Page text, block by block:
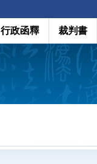
行政函釋 裁判書